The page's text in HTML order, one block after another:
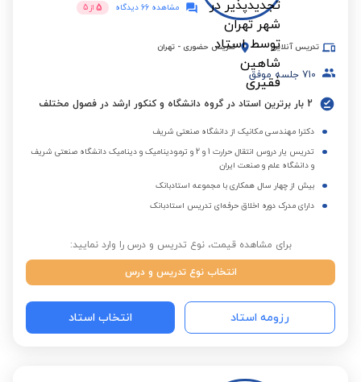
مشاهده 66 دیدگاه
5 از 5
تدریس آنلاین تدریس حضوری - تهران
710 جلسه موفق
2 بار برترین استاد در گروه دانشگاه و کنکور ارشد در فصول مختلف
دکترا مهندسی مکانیک از دانشگاه صنعتی شریف
تدریس یار دروس انتقال حرارت 1 و 2 و ترمودینامیک و دینامیک دانشگاه صنعتی شریف
و دانشگاه علم و صنعت ایران
بیش از چهار سال همکاری با مجموعه استادبانک
دارای مدرک دوره اخلاق حرفه‌ای تدریس استادبانک
برای مشاهده قیمت، نوع تدریس و درس را وارد نمایید:
انتخاب نوع تدریس و درس
رزومه استاد انتخاب استاد